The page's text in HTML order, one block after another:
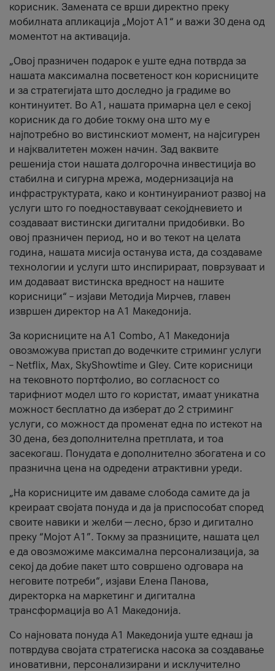
корисник. Замената се врши директно преку
мобилната апликација „Мојот А1“ и важи 30 дена од
моментот на активација.
„Овој празничен подарок е уште една потврда за
нашата максимална посветеност кон корисниците
и за стратегијата што доследно ја градиме во
континуитет. Во А1, нашата примарна цел е секој
корисник да го добие токму она што му е
најпотребно во вистинскиот момент, на најсигурен
и најквалитетен можен начин. Зад ваквите
решенија стои нашата долгорочна инвестиција во
стабилна и сигурна мрежа, модернизација на
инфраструктурата, како и континуираниот развој на
услуги што го поедноставуваат секојдневието и
создаваат вистински дигитални придобивки. Во
овој празничен период, но и во текот на целата
година, нашата мисија останува иста, да создаваме
технологии и услуги што инспирираат, поврзуваат и
им додаваат вистинска вредност на нашите
корисници“ – изјави Методија Мирчев, главен
извршен директор на А1 Македонија.
За корисниците на A1 Combo, А1 Македонија
овозможува пристап до водечките стриминг услуги
– Netflix, Max, SkyShowtime и Gley. Сите корисници
на тековното портфолио, во согласност со
тарифниот модел што го користат, имаат уникатна
можност бесплатно да изберат до 2 стриминг
услуги, со можност да променат една по истекот на
30 дена, без дополнителна претплата, и тоа
засекогаш. Понудата е дополнително збогатена и со
празнична цена на одредени атрактивни уреди.
„На корисниците им даваме слобода самите да ја
креираат својата понуда и да ја приспособат според
своите навики и желби — лесно, брзо и дигитално
преку “Мојот А1”. Токму за празниците, нашата цел
е да овозможиме максимална персонализација, за
секој да добие пакет што совршено одговара на
неговите потреби“, изјави Елена Панова,
директорка на маркетинг и дигитална
трансформација во А1 Македонија.
Со најновата понуда А1 Македонија уште еднаш ја
потврдува својата стратегиска насока за создавање
иновативни, персонализирани и исклучително